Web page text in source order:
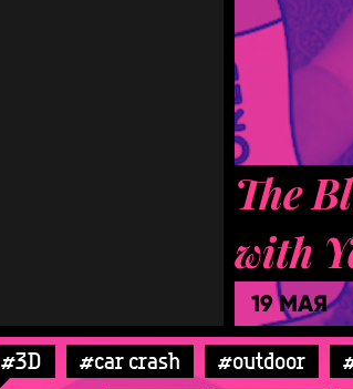
The
with
19 МАЯ
#3D #car crash #outdoor